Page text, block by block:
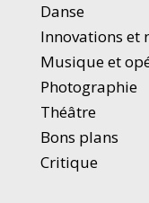
Danse
Innovations et
Musique et
Photographie
Théâtre
Bons plans
Critique